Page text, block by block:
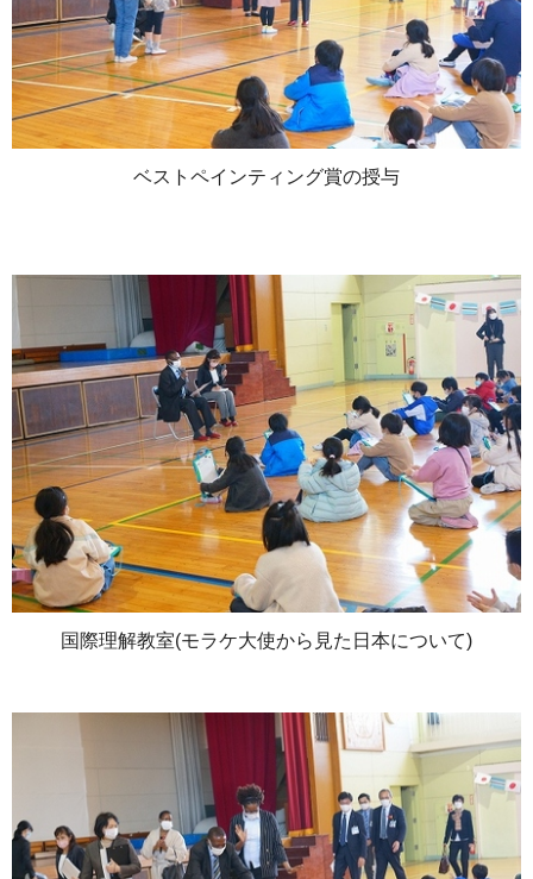
ベストペインティング賞の授与
国際理解教室(モラケ大使から見た日本について)